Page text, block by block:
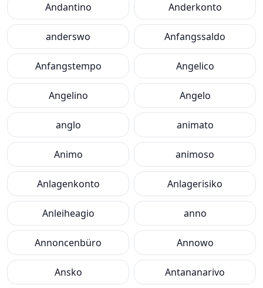
Andantino Anderkonto
anderswo Anfangssaldo
Anfangstempo Angelico
Angelino Angelo
anglo animato
Animo animoso
Anlagenkonto Anlagerisiko
Anleiheagio anno
Annoncenbüro Annowo
Ansko Antananarivo